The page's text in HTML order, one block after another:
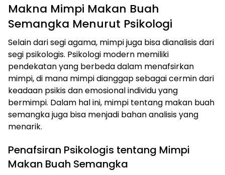
Makna Mimpi Makan Buah
Semangka Menurut Psikologi
Selain dari segi agama, mimpi juga bisa dianalisis dari
segi psikologis. Psikologi modern memiliki
pendekatan yang berbeda dalam menafsirkan
mimpi, di mana mimpi dianggap sebagai cermin dari
keadaan psikis dan emosional individu yang
bermimpi. Dalam hal ini, mimpi tentang makan buah
semangka juga bisa menjadi bahan analisis yang
menarik.
Penafsiran Psikologis tentang Mimpi
Makan Buah Semangka